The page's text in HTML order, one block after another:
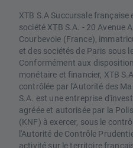
XTB S.A Succursale
société XTB S.A. - 20 Avenue
Courbevoie (France),
et des sociétés de Paris sous
Conformément aux
monétaire et financier, XTB
contrôlée par l'Autorité des
S.A. est une entreprise
agréée et autorisée par la
(KNF) à exercer, sous le
l'Autorité de Contrôle
activité sur le territoire